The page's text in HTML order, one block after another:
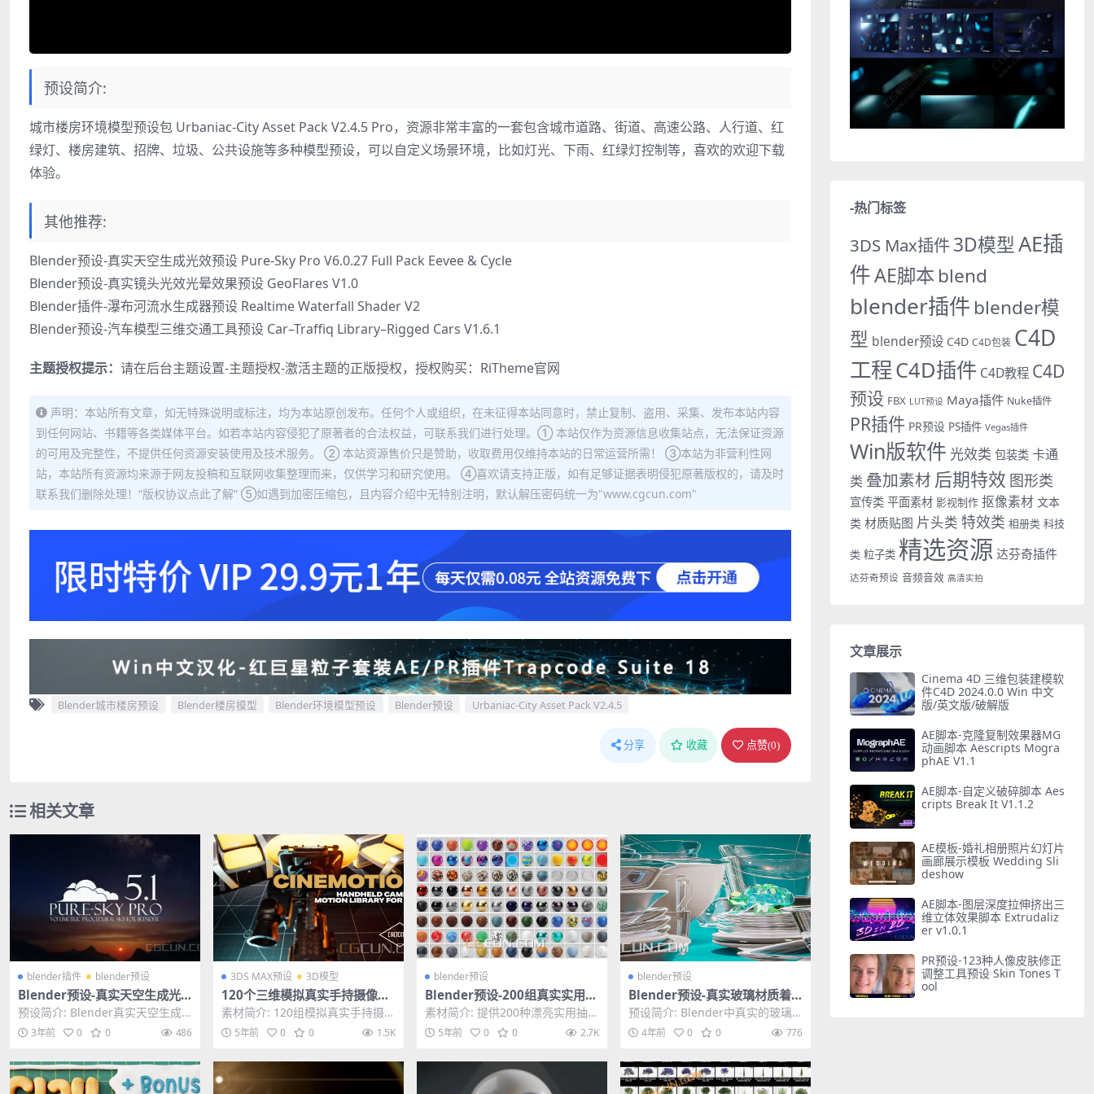
预设简介:
城市楼房环境模型预设包 Urbaniac-City Asset Pack V2.4.5 Pro，资源非常丰富的一套包含城市道路、街道、高速公路、人行道、红
绿灯、楼房建筑、招牌、垃圾、公共设施等多种模型预设，可以自定义场景环境，比如灯光、下雨、红绿灯控制等，喜欢的欢迎下载
体验。
其他推荐:
Blender预设-真实天空生成光效预设 Pure-Sky Pro V6.0.27 Full Pack Eevee & Cycle
Blender预设-真实镜头光效光晕效果预设 GeoFlares V1.0
Blender插件-瀑布河流水生成器预设 Realtime Waterfall Shader V2
Blender预设-汽车模型三维交通工具预设 Car–Traffiq Library–Rigged Cars V1.6.1
主题授权提示： 请在后台主题设置-主题授权-激活主题的正版授权，授权购买： RiTheme官网
声明：本站所有文章，如无特殊说明或标注，均为本站原创发布。任何个人或组织，在未征得本站同意时，禁止复制、盗用、采集、发布本站内容
到任何网站、书籍等各类媒体平台。如若本站内容侵犯了原著者的合法权益，可联系我们进行处理。① 本站仅作为资源信息收集站点，无法保证资源
的可用及完整性，不提供任何资源安装使用及技术服务。 ② 本站资源售价只是赞助，收取费用仅维持本站的日常运营所需！ ③本站为非营利性网
站，本站所有资源均来源于网友投稿和互联网收集整理而来，仅供学习和研究使用。 ④喜欢请支持正版，如有足够证据表明侵犯原著版权的，请及时
联系我们删除处理！“版权协议点此了解” ⑤如遇到加密压缩包，且内容介绍中无特别注明，默认解压密码统一为"www.cgcun.com"
Blender城市楼房预设 Blender楼房模型 Blender环境模型预设 Blender预设 Urbaniac-City Asset Pack V2.4.5
分享 收藏 点赞(0)
相关文章
blender插件 blender预设
Blender预设-真实天空生成光
效预设 Pure-Sky Pro V6.0.27
Full Pack Eevee & Cycle
预设简介: Blender真实天空生成
光效预设 Pure-Sky Pro V6....
3年前 0 0 486
3DS MAX预设 3D模型
120个三维模拟真实手持摄像机
抖动晃动效果预设 文件格式fb
x/abc/clip
素材简介: 120组模拟真实手持摄像
机抖动摇晃效果预设，支持大部分
三维软件，比如...
5年前 0 0 1.5K
blender预设
Blender预设-200组真实实用陶
瓷泥土油漆金属材质贴图预设 R
eal Time Materials
素材简介: 提供200种漂亮实用抽象
陶瓷泥土金属油漆真实材质贴图预
设。材料类别从...
5年前 0 0 2.7K
blender预设
Blender预设-真实玻璃材质着
色器工程预设 All Purpose Eev
ee Glass Shader
预设简介: Blender中真实的玻璃
效果，多个图层很是反射折射效
果，blend...
4年前 0 0 776
-热门标签
3DS Max插件3D模型AE插
件AE脚本 blend
blender插件 blender模
型 blender预设 C4D C4D包装 C4D
工程C4D插件 C4D教程 C4D
预设 FBX LUT预设 Maya插件 Nuke插件
PR插件 PR预设 PS插件 Vegas插件
Win版软件 光效类 包装类 卡通
类 叠加素材 后期特效 图形类
宣传类 平面素材 影视制作 抠像素材 文本
类 材质贴图 片头类 特效类 相册类 科技
类 粒子类 精选资源 达芬奇插件
达芬奇预设 音频音效 高清实拍
文章展示
Cinema 4D 三维包装建模软
件C4D 2024.0.0 Win 中文
版/英文版/破解版
AE脚本-克隆复制效果器MG
动画脚本 Aescripts Mogra
phAE V1.1
AE脚本-自定义破碎脚本 Aes
cripts Break It V1.1.2
AE模板-婚礼相册照片幻灯片
画廊展示模板 Wedding Sli
deshow
AE脚本-图层深度拉伸挤出三
维立体效果脚本 Extrudaliz
er v1.0.1
PR预设-123种人像皮肤修正
调整工具预设 Skin Tones T
ool